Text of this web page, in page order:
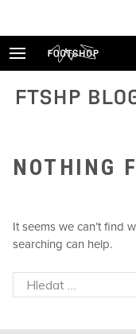
FTSHP blog
NOTHING
It seems we can’t find
searching can help.
Search
for: